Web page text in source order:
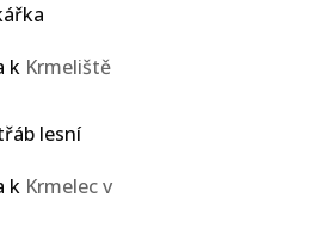
k Krmeliště
lesní
k Krmelec v